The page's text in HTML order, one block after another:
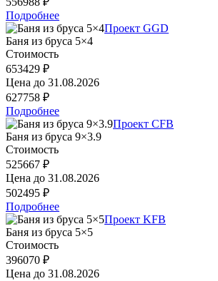
Подробнее
Проект GGD
Баня из бруса 5×4
Стоимость
653429 ₽
Цена до 31.08.2026
627758 ₽
Подробнее
Проект CFB
Баня из бруса 9×3.9
Стоимость
525667 ₽
Цена до 31.08.2026
502495 ₽
Подробнее
Проект KFB
Баня из бруса 5×5
Стоимость
396070 ₽
Цена до 31.08.2026